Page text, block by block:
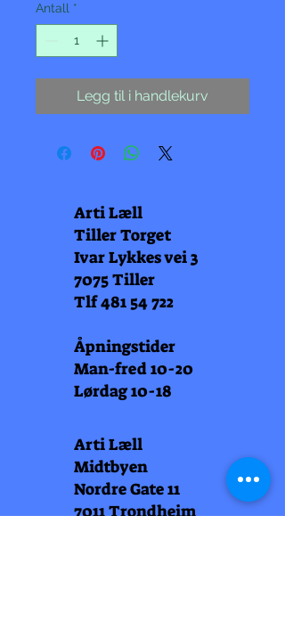
Antall *
Legg til i handlekurv
Arti Læll
Tiller Torget
Ivar Lykkes vei 3
7075 Tiller
Tlf481 54 722
Åpningstider
Man-fred 10-20
Lørdag 10-18
Arti Læll
Midtbyen
Nordre Gate 11
7011 Trondheim